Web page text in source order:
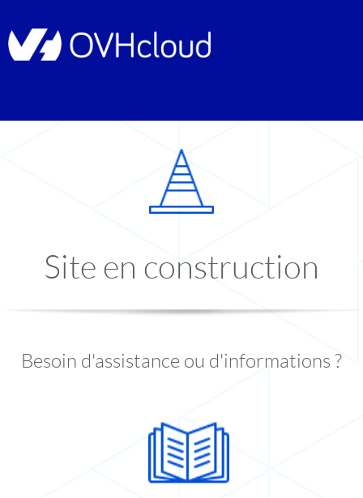
Site en construction
Besoin d'assistance ou d'informations ?